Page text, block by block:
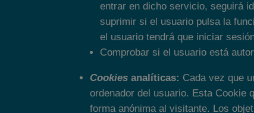
entrar en dicho servicio, seguirá
suprimir si el usuario pulsa la
el usuario tendrá que iniciar
Comprobar si el usuario está
Cookies analíticas: Cada vez que
ordenador del usuario. Esta Cookie
forma anónima al visitante. Los